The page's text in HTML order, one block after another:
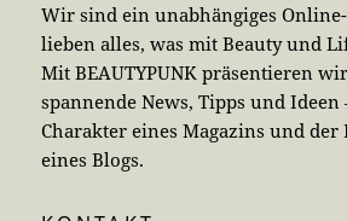
Wir sind ein unabhängiges
lieben alles, was mit Beauty und
Mit BEAUTYPUNK präsentieren
spannende News, Tipps und Ideen
Charakter eines Magazins und
eines Blogs.